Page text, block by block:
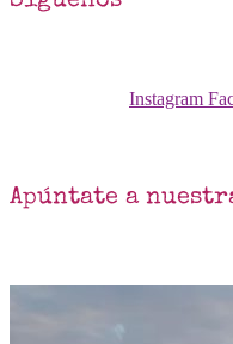
Instagram
Apúntate a